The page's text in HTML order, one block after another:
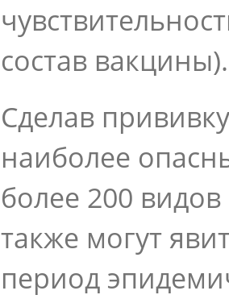
состав вакцины).
Сделав
наиболее
олее 200 видов
также могут
период